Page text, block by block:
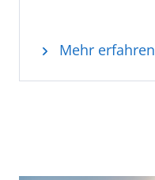
Mehr erfahren